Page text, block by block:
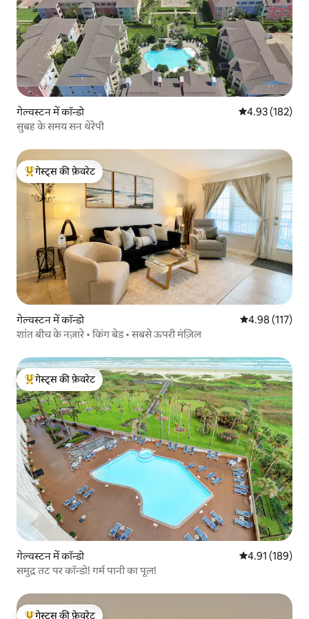
गेल्वस्टन में कॉन्डो औसत रेटिंग 5 में से
4.93 (182)
सुबह के समय सन थेरेपी
गेस्ट्स का टॉप फ़ेवरेट
गेस्ट्स की फ़ेवरेट
गेल्वस्टन में कॉन्डो औसत रेटिंग 5 में से
4.98 (117)
शांत बीच के नज़ारे • किंग बेड • सबसे ऊपरी मंज़िल
गेस्ट्स का टॉप फ़ेवरेट
गेस्ट्स की फ़ेवरेट
गेल्वस्टन में कॉन्डो औसत रेटिंग 5 में से
4.91 (189)
समुद्र तट पर कॉन्डो! गर्म पानी का पूल!
गेस्ट्स की फ़ेवरेट